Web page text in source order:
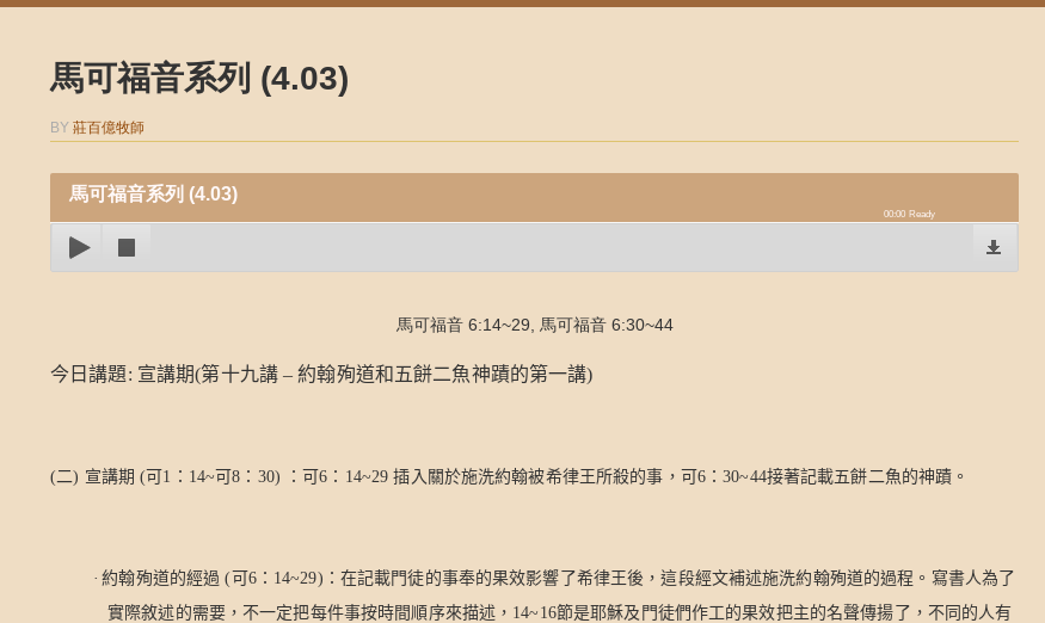
馬可福音系列 (4.03)
BY 莊百億牧師
馬可福音系列 (4.03)
00:00 Ready
馬可福音 6:14~29, 馬可福音 6:30~44
今日講題: 宣講期(第十九講–約翰殉道和五餅二魚神蹟的第一講)
(二) 宣講期 (可 1 ： 14~ 可8 ： 30) ：可6 ： 14~29插入關於施洗約翰被希律王所殺的事，可 6：30~44接著記載五餅二魚的神蹟。
· 約翰殉道的經過 ( 可 6： 14~29) ：在記載門徒的事奉的果效影響了希律王後，這段經文補述施洗約翰殉道的過程。寫書人為了
實際敘述的需要，不一定把每件事按時間順序來描述， 14~16節是耶穌及門徒們作工的果效把主的名聲傳揚了，不同的人有